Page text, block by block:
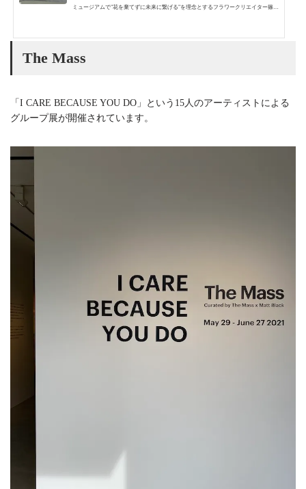
ミュージアムで"花を棄てずに未来に繋げる"を理念とするフラワークリエイター篠崎
The Mass
「I CARE BECAUSE YOU DO」という15人のアーティストによる
グループ展が開催されています。